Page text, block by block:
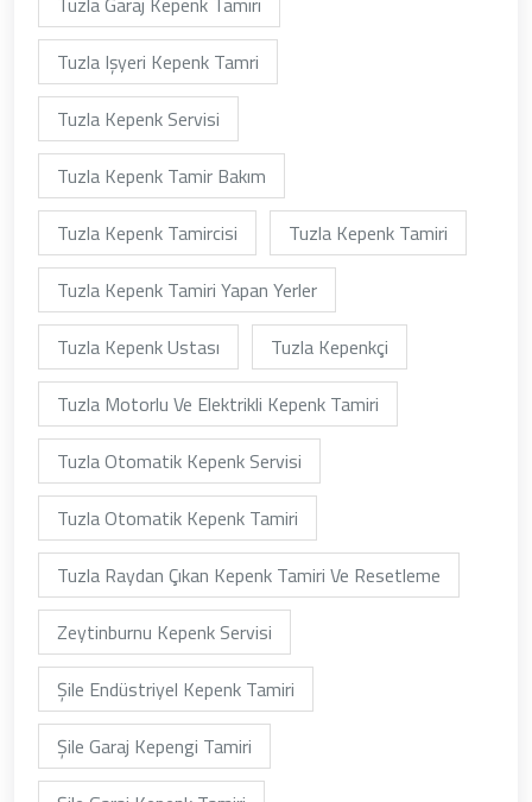
Tuzla Işyeri Kepenk Tamri
Tuzla Kepenk Servisi
Tuzla Kepenk Tamir Bakım
Tuzla Kepenk Tamircisi
Tuzla Kepenk Tamiri
Tuzla Kepenk Tamiri Yapan Yerler
Tuzla Kepenk Ustası
Tuzla Kepenkçi
Tuzla Motorlu Ve Elektrikli Kepenk Tamiri
Tuzla Otomatik Kepenk Servisi
Tuzla Otomatik Kepenk Tamiri
Tuzla Raydan Çıkan Kepenk Tamiri Ve Resetleme
Zeytinburnu Kepenk Servisi
Şile Endüstriyel Kepenk Tamiri
Şile Garaj Kepengi Tamiri